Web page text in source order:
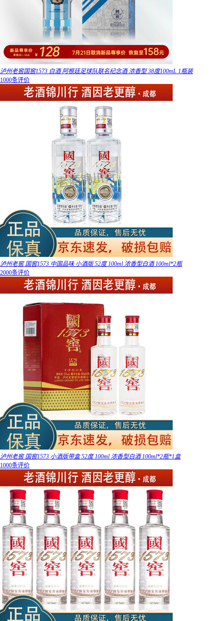
泸州老窖国窖1573 白酒 阿根廷足球队联名纪念酒 浓香型 38度100mL 1瓶装
1000条评价
泸州老窖 国窖1573 中国品味 小酒版 52度 100ml 浓香型白酒 100ml*2瓶
2000条评价
泸州老窖 国窖1573 小酒版带盒 52度 100ml 浓香型白酒 100ml*2瓶*1盒
1000条评价